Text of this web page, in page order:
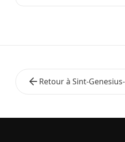
Retour à Sint-